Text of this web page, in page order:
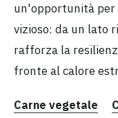
un'opportunità
vizioso: da un lato
rafforza la
fronte al calore
Carne vegetale